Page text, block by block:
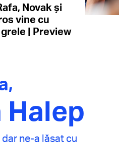
Novak și
vine cu
| Preview
Halep
ne-a lăsat cu